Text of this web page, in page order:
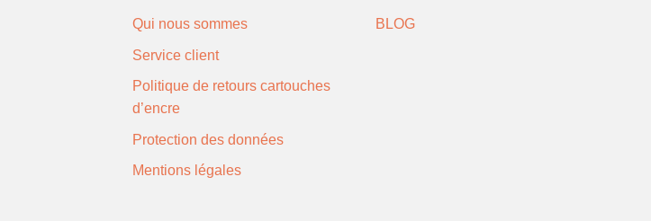
Qui nous sommes
Service client
Politique de retours cartouches
d’encre
Protection des données
Mentions légales
BLOG